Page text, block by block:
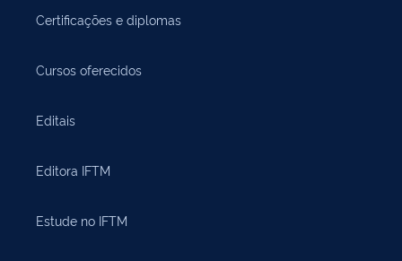
Certificações e diplomas
Cursos oferecidos
Editais
Editora IFTM
Estude no IFTM